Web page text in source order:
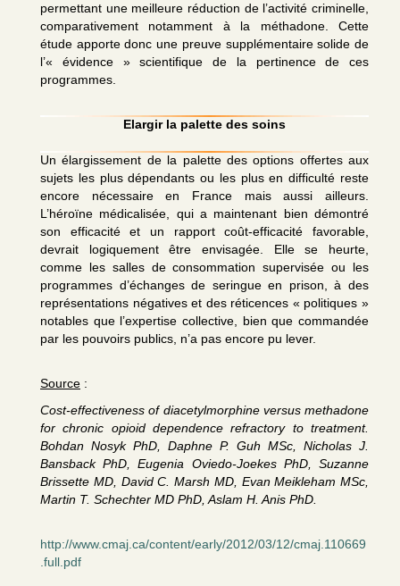
permettant une meilleure réduction de l’activité criminelle,
comparativement notamment à la méthadone. Cette
étude apporte donc une preuve supplémentaire solide de
l’« évidence » scientifique de la pertinence de ces
programmes.
Elargir la palette des soins
Un élargissement de la palette des options offertes aux
sujets les plus dépendants ou les plus en difficulté reste
encore nécessaire en France mais aussi ailleurs.
L’héroïne médicalisée, qui a maintenant bien démontré
son efficacité et un rapport coût-efficacité favorable,
devrait logiquement être envisagée. Elle se heurte,
comme les salles de consommation supervisée ou les
programmes d’échanges de seringue en prison, à des
représentations négatives et des réticences « politiques »
notables que l’expertise collective, bien que commandée
par les pouvoirs publics, n’a pas encore pu lever.
Source :
Cost-effectiveness of diacetylmorphine versus methadone
for chronic opioid dependence refractory to treatment.
Bohdan Nosyk PhD, Daphne P. Guh MSc, Nicholas J.
Bansback PhD, Eugenia Oviedo-Joekes PhD, Suzanne
Brissette MD, David C. Marsh MD, Evan Meikleham MSc,
Martin T. Schechter MD PhD, Aslam H. Anis PhD.
http://www.cmaj.ca/content/early/2012/03/12/cmaj.110669
.full.pdf